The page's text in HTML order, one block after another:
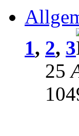
1, 2, 3
25